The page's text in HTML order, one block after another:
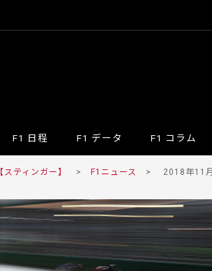
F1 日程 F1 データ F1 コラム
ティンガー】 > F1ニュース > 2018年11